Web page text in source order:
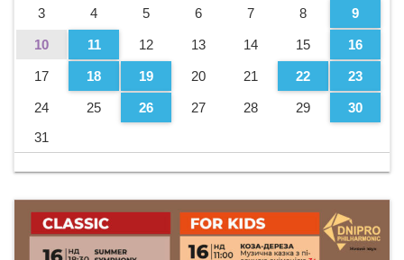
3
4 5 6 7 8 9
10 11 12 13 14 15 16
17 18 19 20 21 22 23
24 25 26 27 28 29
30
31